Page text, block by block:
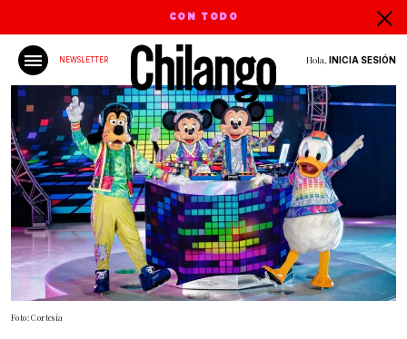
CON TODO
NEWSLETTER Hola, INICIA SESIÓN
Foto: Cortesía